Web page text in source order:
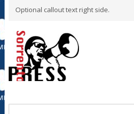
Optional callout text right side.